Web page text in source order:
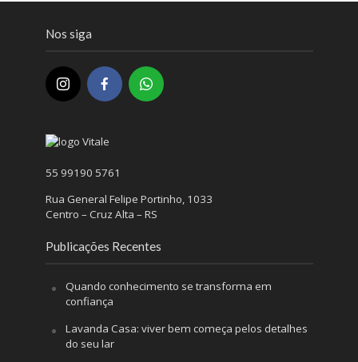
Nos siga
55 99190 5761
Rua General Felipe Portinho, 1033
Centro – Cruz Alta – RS
Publicações Recentes
Quando conhecimento se transforma em
confiança
Lavanda Casa: viver bem começa pelos detalhes
do seu lar